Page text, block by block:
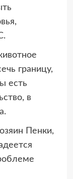
границу,
есть
в
Пенки,